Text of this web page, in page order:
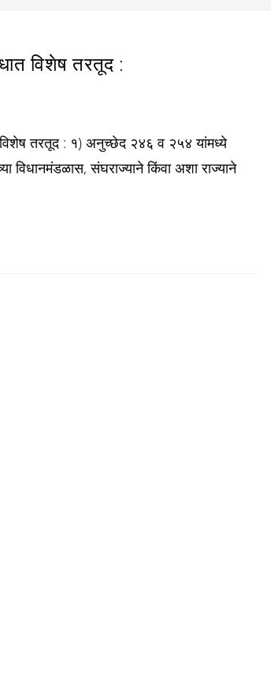
विशेष तरतूद :
तरतूद : १) अनुच्छेद २४६ व २५४ यांमध्ये
संघराज्याने किंवा अशा राज्याने